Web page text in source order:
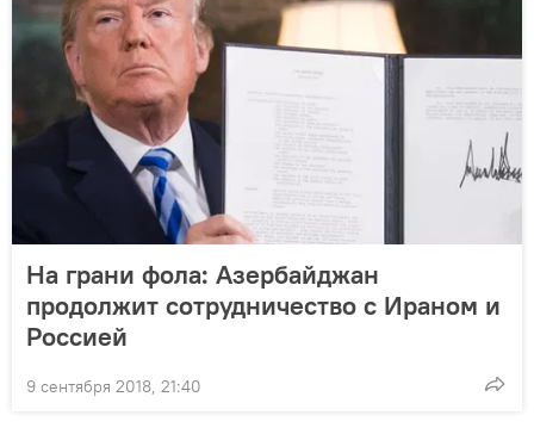
На грани фола: Азербайджан
продолжит сотрудничество с Ираном и
Россией
9 сентября 2018, 21:40